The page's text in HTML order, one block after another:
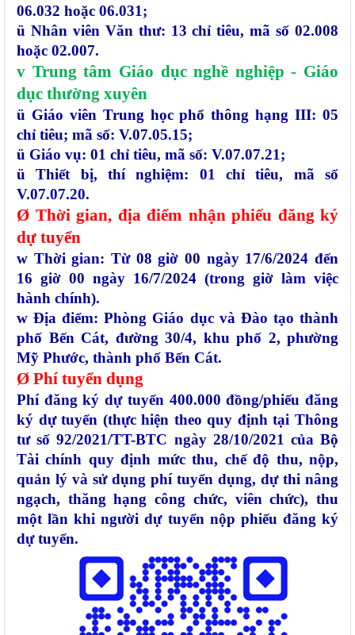
06.032 hoặc 06.031;
ü Nhân viên Văn thư: 13 chỉ tiêu, mã số 02.008
hoặc 02.007.
v Trung tâm Giáo dục nghề nghiệp - Giáo
dục thường xuyên
ü Giáo viên Trung học phổ thông hạng III: 05
chỉ tiêu; mã số: V.07.05.15;
ü Giáo vụ: 01 chỉ tiêu, mã số: V.07.07.21;
ü Thiết bị, thí nghiệm: 01 chỉ tiêu, mã số
V.07.07.20.
Ø Thời gian, địa điểm nhận phiếu đăng ký
dự tuyển
w Thời gian: Từ 08 giờ 00 ngày 17/6/2024 đến
16 giờ 00 ngày 16/7/2024 (trong giờ làm việc
hành chính).
w Địa điểm: Phòng Giáo dục và Đào tạo thành
phố Bến Cát, đường 30/4, khu phố 2, phường
Mỹ Phước, thành phố Bến Cát.
Ø Phí tuyển dụng
Phí đăng ký dự tuyển 400.000 đồng/phiếu đăng
ký dự tuyển (thực hiện theo quy định tại Thông
tư số 92/2021/TT-BTC ngày 28/10/2021 của Bộ
Tài chính quy định mức thu, chế độ thu, nộp,
quản lý và sử dụng phí tuyển dụng, dự thi nâng
ngạch, thăng hạng công chức, viên chức), thu
một lần khi người dự tuyển nộp phiếu đăng ký
dự tuyển.